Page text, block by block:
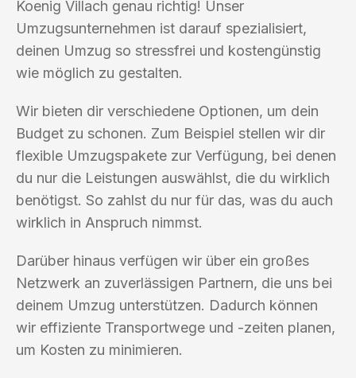
Koenig Villach genau richtig! Unser
Umzugsunternehmen ist darauf spezialisiert,
deinen Umzug so stressfrei und kostengünstig
wie möglich zu gestalten.
Wir bieten dir verschiedene Optionen, um dein
Budget zu schonen. Zum Beispiel stellen wir dir
flexible Umzugspakete zur Verfügung, bei denen
du nur die Leistungen auswählst, die du wirklich
benötigst. So zahlst du nur für das, was du auch
wirklich in Anspruch nimmst.
Darüber hinaus verfügen wir über ein großes
Netzwerk an zuverlässigen Partnern, die uns bei
deinem Umzug unterstützen. Dadurch können
wir effiziente Transportwege und -zeiten planen,
um Kosten zu minimieren.